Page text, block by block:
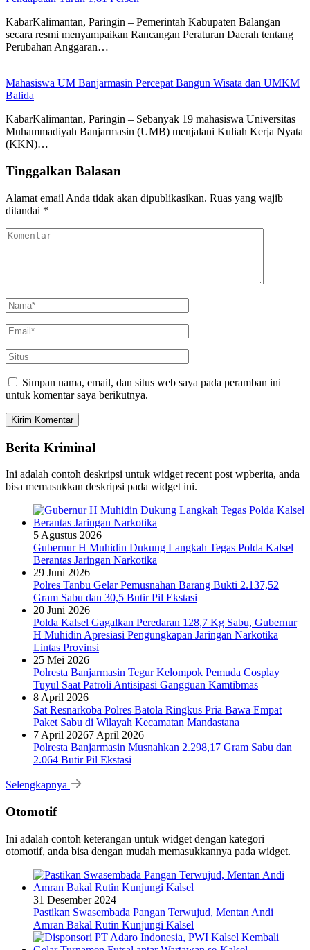
KabarKalimantan, Paringin – Pemerintah Kabupaten Balangan
secara resmi menyampaikan Rancangan Peraturan Daerah tentang
Perubahan Anggaran…
Mahasiswa UM Banjarmasin Percepat Bangun Wisata dan UMKM
Balida
KabarKalimantan, Paringin – Sebanyak 19 mahasiswa Universitas
Muhammadiyah Banjarmasin (UMB) menjalani Kuliah Kerja Nyata
(KKN)…
Tinggalkan Balasan
Alamat email Anda tidak akan dipublikasikan. Ruas yang wajib
ditandai *
Simpan nama, email, dan situs web saya pada peramban ini
untuk komentar saya berikutnya.
Berita Kriminal
Ini adalah contoh deskripsi untuk widget recent post wpberita, anda
bisa memasukkan deskripsi pada widget ini.
5 Agustus 2026
Gubernur H Muhidin Dukung Langkah Tegas Polda Kalsel
Berantas Jaringan Narkotika
29 Juni 2026
Polres Tanbu Gelar Pemusnahan Barang Bukti 2.137,52
Gram Sabu dan 30,5 Butir Pil Ekstasi
20 Juni 2026
Polda Kalsel Gagalkan Peredaran 128,7 Kg Sabu, Gubernur
H Muhidin Apresiasi Pengungkapan Jaringan Narkotika
Lintas Provinsi
25 Mei 2026
Polresta Banjarmasin Tegur Kelompok Pemuda Cosplay
Tuyul Saat Patroli Antisipasi Gangguan Kamtibmas
8 April 2026
Sat Resnarkoba Polres Batola Ringkus Pria Bawa Empat
Paket Sabu di Wilayah Kecamatan Mandastana
7 April 20267 April 2026
Polresta Banjarmasin Musnahkan 2.298,17 Gram Sabu dan
2.064 Butir Pil Ekstasi
Selengkapnya
Otomotif
Ini adalah contoh keterangan untuk widget dengan kategori
otomotif, anda bisa dengan mudah memasukkannya pada widget.
31 Desember 2024
Pastikan Swasembada Pangan Terwujud, Mentan Andi
Amran Bakal Rutin Kunjungi Kalsel